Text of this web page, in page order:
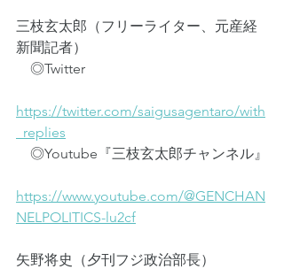
三枝玄太郎（フリーライター、元産経
新聞記者）
◎Twitter
https://twitter.com/saigusagentaro/with
_replies
◎Youtube『三枝玄太郎チャンネル』
https://www.youtube.com/@GENCHAN
NELPOLITICS-lu2cf
矢野将史（夕刊フジ政治部長）